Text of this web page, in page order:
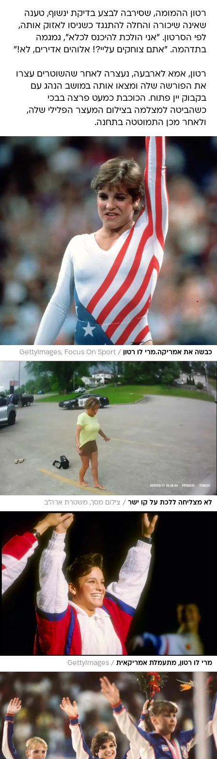
רטון ההמומה, שסירבה לבצע בדיקת ינשוף, טענה
שאינה שיכורה והחלה להתנגד כשניסו לאזוק אותה,
לפי הסרטון. "אני הולכת להיכנס לכלא", גמגמה
בתדהמה. "אתם צוחקים עליי?! אלוהים אדירים, לא!"
רטון, אמא לארבעה, נעצרה לאחר שהשוטרים עצרו
את הפורשה שלה ומצאו אותה במושב הנהג עם
בקבוק יין פתוח. הכוכבת כמעט פרצה בבכי
כשהביטה למצלמה בצילום המעצר הפלילי שלה,
ולאחר מכן התמוטטה בתחנה.
כבשה את אמריקה.מרי לו רטון /
GettyImages, Focus On Sport
לא מצליחה ללכת על קו ישר / צילום מסך, משטרת ארה"ב
מרי לו רטון, מתעמלת אמריקאית /
GettyImages